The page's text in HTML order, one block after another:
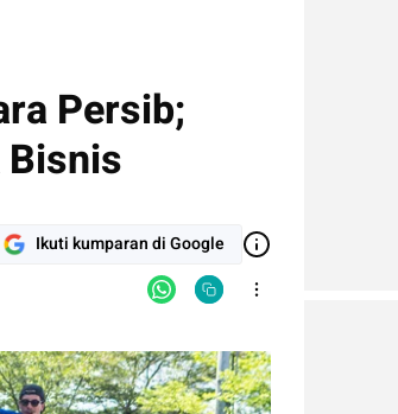
Persib;
Bisnis
Ikuti kumparan di Google